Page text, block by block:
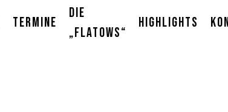
Termine
Die
„Flatows“
Highlights